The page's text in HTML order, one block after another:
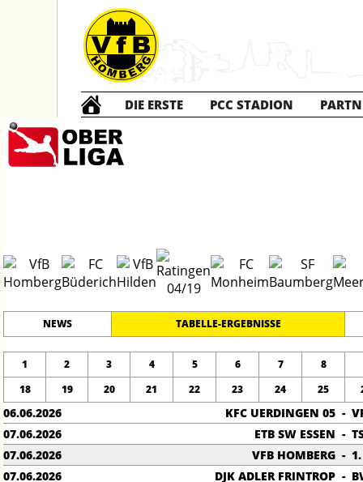
DIE ERSTE PCC STADION
NEWS TABELLE-ERGEBNISSE
1 2 3 4 5 6 7
8
18
19 20 21 22 23 24 25
06.06.2026 KFC UERDINGEN 05 -
07.06.2026
ETB SW ESSEN -
07.06.2026
VFB HOMBERG -
07.06.2026
DJK ADLER FRINTROP -